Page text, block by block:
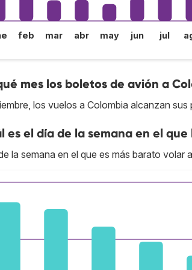
feb mar abr may jun jul
mes los boletos de avión a
los vuelos a Colombia alcanzan sus
es el día de la semana en el
la semana en el que es más barato volar